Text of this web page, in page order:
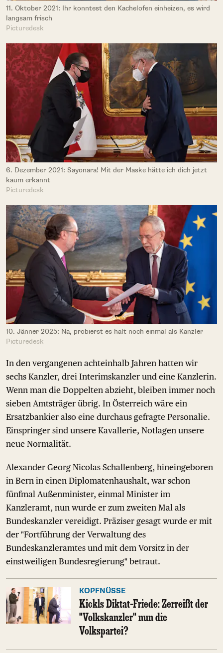
11. Oktober 2021: Ihr konntest den Kachelofen einheizen, es wird
langsam frisch
Picturedesk
6. Dezember 2021: Sayonara! Mit der Maske hätte ich dich jetzt
kaum erkannt
Picturedesk
10. Jänner 2025: Na, probierst es halt noch einmal als Kanzler
Picturedesk
In den vergangenen achteinhalb Jahren hatten wir
sechs Kanzler, drei Interimskanzler und eine Kanzlerin.
Wenn man die Doppelten abzieht, bleiben immer noch
sieben Amtsträger übrig. In Österreich wäre ein
Ersatzbankier also eine durchaus gefragte Personalie.
Einspringer sind unsere Kavallerie, Notlagen unsere
neue Normalität.
Alexander Georg Nicolas Schallenberg, hineingeboren
in Bern in einen Diplomatenhaushalt, war schon
fünfmal Außenminister, einmal Minister im
Kanzleramt, nun wurde er zum zweiten Mal als
Bundeskanzler vereidigt. Präziser gesagt wurde er mit
der "Fortführung der Verwaltung des
Bundeskanzleramtes und mit dem Vorsitz in der
einstweiligen Bundesregierung" betraut.
KOPFNÜSSE
Kickls Diktat-Friede: Zerreißt der
"Volkskanzler" nun die
Volkspartei?